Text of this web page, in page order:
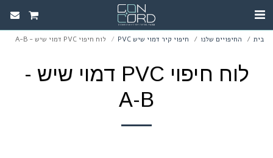
בית החיפויים שלנו חיפוי קיר דמוי שיש PVC לוח חיפוי PVC דמוי שיש - A-B
לוח חיפוי PVC דמוי שיש -
A-B